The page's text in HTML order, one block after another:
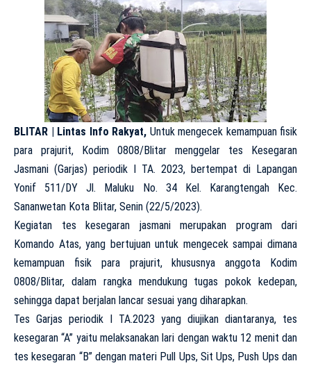
BLITAR | Lintas Info Rakyat, Untuk mengecek kemampuan fisik
para prajurit, Kodim 0808/Blitar menggelar tes Kesegaran
Jasmani (Garjas) periodik I TA. 2023, bertempat di Lapangan
Yonif 511/DY Jl. Maluku No. 34 Kel. Karangtengah Kec.
Sananwetan Kota Blitar, Senin (22/5/2023).
Kegiatan tes kesegaran jasmani merupakan program dari
Komando Atas, yang bertujuan untuk mengecek sampai dimana
kemampuan fisik para prajurit, khususnya anggota Kodim
0808/Blitar, dalam rangka mendukung tugas pokok kedepan,
sehingga dapat berjalan lancar sesuai yang diharapkan.
Tes Garjas periodik I TA.2023 yang diujikan diantaranya, tes
kesegaran “A” yaitu melaksanakan lari dengan waktu 12 menit dan
tes kesegaran “B” dengan materi Pull Ups, Sit Ups, Push Ups dan